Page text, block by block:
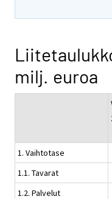
milj. euroa
1. Vaihtotase
1.1. Tavarat
1.2. Palvelut